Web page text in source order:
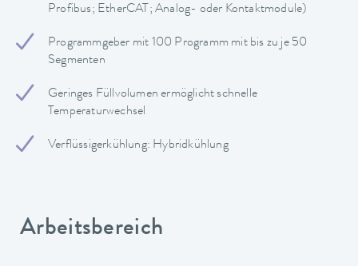
Profibus; EtherCAT; Analog- oder Kontaktmodule)
Programmgeber mit 100 Programm mit bis zu je 50
Segmenten
Geringes Füllvolumen ermöglicht schnelle
Temperaturwechsel
Verflüssigerkühlung: Hybridkühlung
Arbeitsbereich